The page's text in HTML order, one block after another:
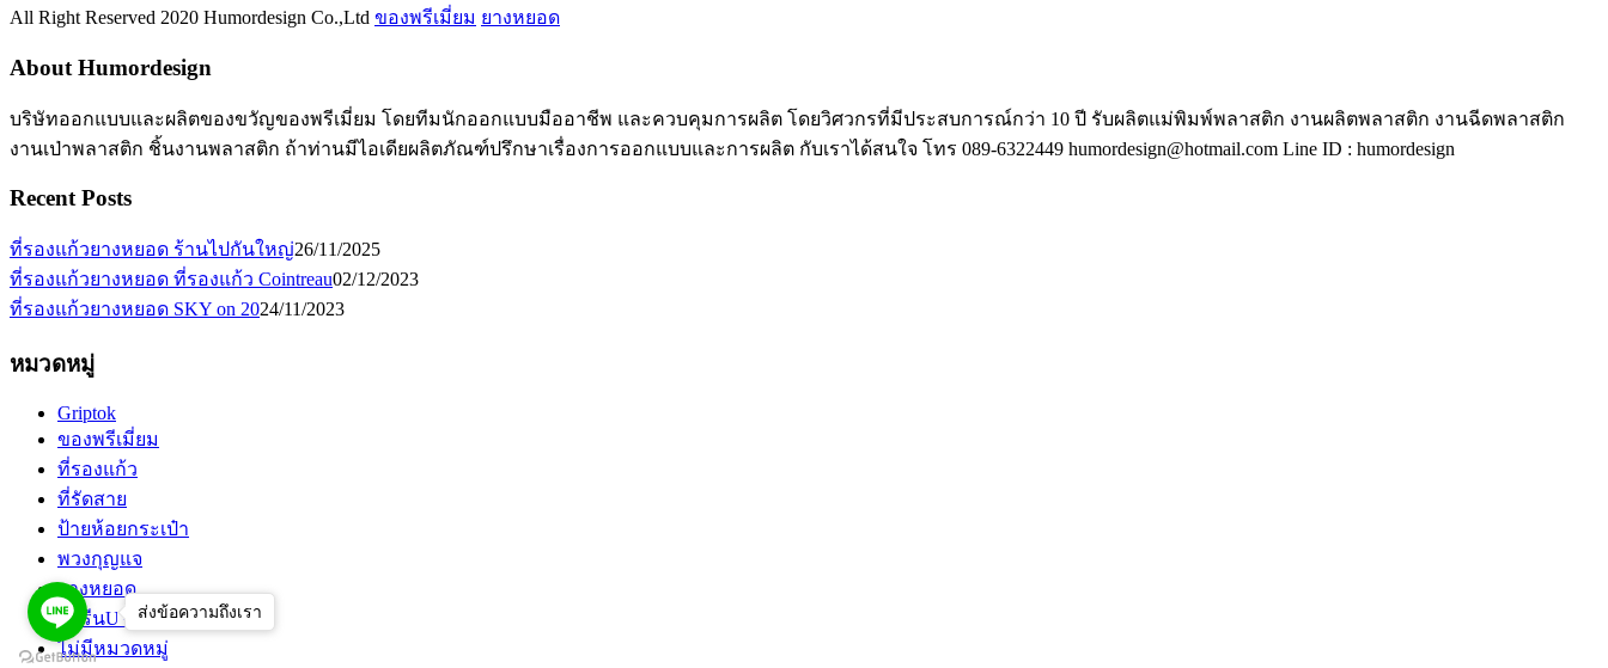
All Right Reserved 2020 Humordesign Co.,Ltd ของพรีเมี่ยม ยางหยอด
About Humordesign
บริษัทออกแบบและผลิตของขวัญของพรีเมี่ยม โดยทีมนักออกแบบมืออาชีพ และควบคุมการผลิต โดยวิศวกรที่มีประสบการณ์กว่า 10 ปี รับผลิตแม่พิมพ์พลาสติก งานผลิตพลาสติก งานฉีดพลาสติก
งานเป่าพลาสติก ชิ้นงานพลาสติก ถ้าท่านมีไอเดียผลิตภัณฑ์ปรึกษาเรื่องการออกแบบและการผลิต กับเราได้สนใจ โทร 089-6322449 humordesign@hotmail.com Line ID : humordesign
Recent Posts
ที่รองแก้วยางหยอด ร้านไปกันใหญ่26/11/2025
ที่รองแก้วยางหยอด ที่รองแก้ว Cointreau02/12/2023
ที่รองแก้วยางหยอด SKY on 2024/11/2023
หมวดหมู่
Griptok
ของพรีเมี่ยม
ที่รองแก้ว
ที่รัดสาย
ป้ายห้อยกระเป๋า
พวงกุญแจ
ยางหยอด
สกรีนUV
ไม่มีหมวดหมู่
ส่งข้อความถึงเรา